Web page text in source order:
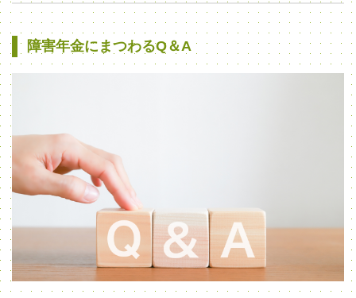
障害年金にまつわるQ＆A